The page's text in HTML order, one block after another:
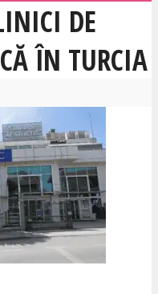
DE
ÎN TURCIA